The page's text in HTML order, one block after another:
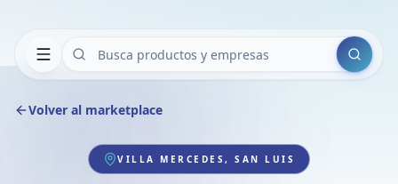
Buscar
Volver al marketplace
VILLA MERCEDES, SAN LUIS